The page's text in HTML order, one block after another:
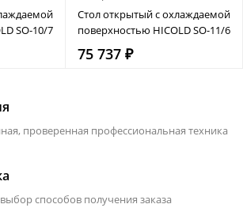
SO-10/7
Стол открытый с охлаждаемой
поверхностью HICOLD SO-11/6
75 737 ₽
проверенная профессиональная техника
способов получения заказа